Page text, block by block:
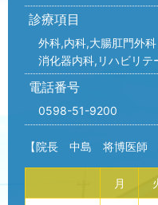
診療項目
外科,内科,大腸肛門外科
消化器内科,リハビリテ
電話番号
0598-51-9200
【院長 中島 将博医師
月